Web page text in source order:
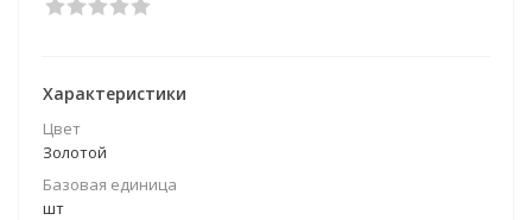
Характеристики
Цвет
Золотой
Базовая единица
шт